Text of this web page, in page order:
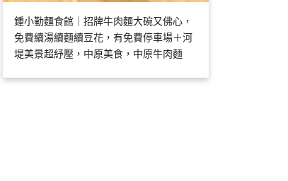
鍾小勤麵食館｜招牌牛肉麵大碗又佛心，
免費續湯續麵續豆花，有免費停車場＋河
堤美景超紓壓，中原美食，中原牛肉麵